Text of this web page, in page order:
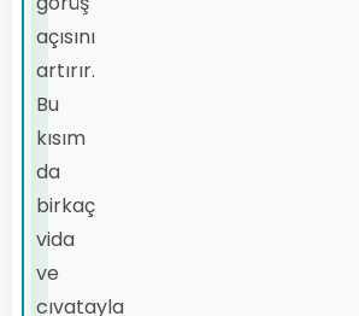
açısını
artırır.
Bu
kısım
da
birkaç
vida
ve
cıvatayla